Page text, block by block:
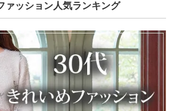
ァッション人気ランキング